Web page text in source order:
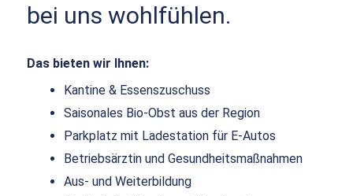
bei uns wohlfühlen.
Das bieten wir Ihnen:
Kantine & Essenszuschuss
Saisonales Bio-Obst aus der Region
Parkplatz mit Ladestation für E-Autos
Betriebsärztin und Gesundheitsmaßnahmen
Aus- und Weiterbildung